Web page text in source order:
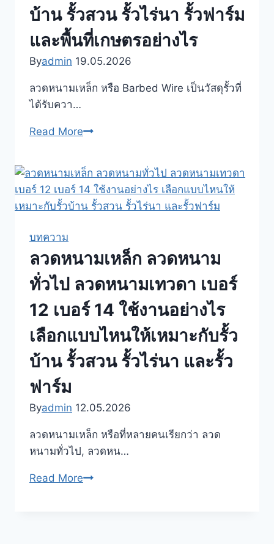
บ้าน รั้วสวน รั้วไร่นา รั้วฟาร์ม
และพื้นที่เกษตรอย่างไร
Byadmin 19.05.2026
ลวดหนามเหล็ก หรือ Barbed Wire เป็นวัสดุรั้วที่
ได้รับควา…
Read Moreลวด
เหล็ก
Barbed
Wire
ลวด
คือ
อะไร
กับ
งาน
ล้อม
รั้ว
สวน
รั้ว
รั้ว
บทความ
ลวดหนามเหล็ก ลวดหนาม
ทั่วไป ลวดหนามเทวดา เบอร์
12 เบอร์ 14 ใช้งานอย่างไร
เลือกแบบไหนให้เหมาะกับรั้ว
บ้าน รั้วสวน รั้วไร่นา และรั้ว
ฟาร์ม
Byadmin 12.05.2026
ลวดหนามเหล็ก หรือที่หลายคนเรียกว่า ลวด
หนามทั่วไป, ลวดหน…
Read Moreลวด